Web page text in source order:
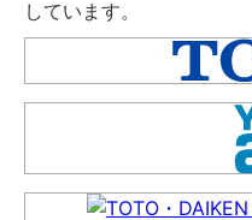
しています。